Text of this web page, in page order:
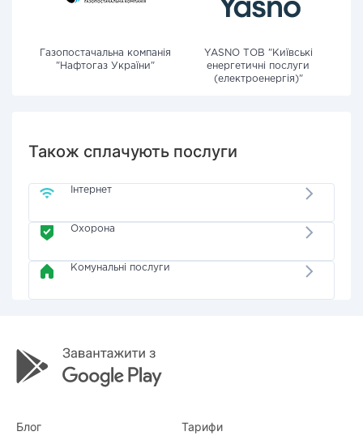
Газопостачальна компанія
"Нафтогаз України"
YASNO ТОВ "Київські
енергетичні послуги
(електроенергія)"
Також сплачують послуги
Інтернет
Охорона
Комунальні послуги
Блог Тарифи